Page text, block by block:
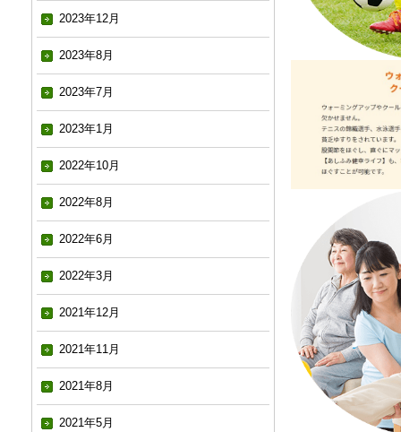
2023年12月
2023年8月
2023年7月
2023年1月
2022年10月
2022年8月
2022年6月
2022年3月
2021年12月
2021年11月
2021年8月
2021年5月